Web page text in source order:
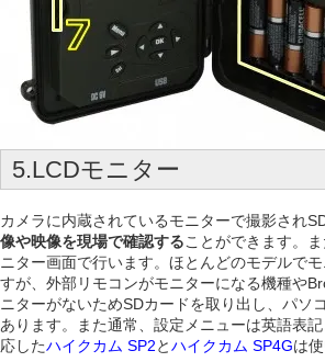
5.LCDモニター
カメラに内蔵されているモニターで撮影され
像や映像を現場で確認することができます。
ニター画面で行います。ほとんどのモデルで
すが、外部リモコンがモニターになる機種や
ニターがないためSDカードを取り出し、パソ
あります。また通常、設定メニューは英語表
応したハイクカム SP2とハイクカム SP4Gは